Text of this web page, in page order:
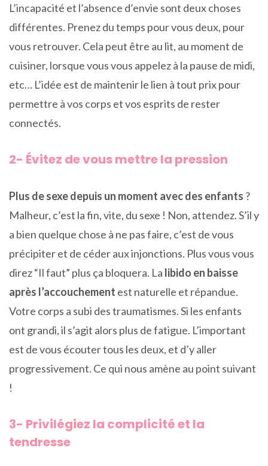
L’incapacité et l’absence d’envie sont deux choses
différentes. Prenez du temps pour vous deux, pour
vous retrouver. Cela peut être au lit, au moment de
cuisiner, lorsque vous vous appelez à la pause de midi,
etc… L’idée est de maintenir le lien à tout prix pour
permettre à vos corps et vos esprits de rester
connectés.
2- Évitez de vous mettre la pression
Plus de sexe depuis un moment avec des enfants ?
Malheur, c’est la fin, vite, du sexe ! Non, attendez. S’il y
a bien quelque chose à ne pas faire, c’est de vous
précipiter et de céder aux injonctions. Plus vous vous
direz “Il faut” plus ça bloquera. La libido en baisse
après l’accouchement est naturelle et répandue.
Votre corps a subi des traumatismes. Si les enfants
ont grandi, il s’agit alors plus de fatigue. L’important
est de vous écouter tous les deux, et d’y aller
progressivement. Ce qui nous amène au point suivant
!
3- Privilégiez la complicité et la
tendresse